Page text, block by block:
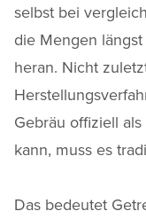
selbst bei
die Mengen
heran. Nicht
Gebräu offiziell
kann, muss es
Das bedeutet